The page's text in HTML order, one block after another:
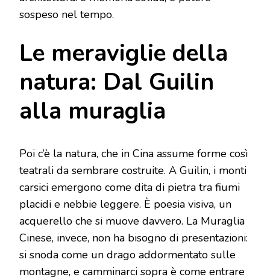
sospeso nel tempo.
Le meraviglie della
natura: Dal Guilin
alla muraglia
Poi c’è la natura, che in Cina assume forme così
teatrali da sembrare costruite. A Guilin, i monti
carsici emergono come dita di pietra tra fiumi
placidi e nebbie leggere. È poesia visiva, un
acquerello che si muove davvero. La Muraglia
Cinese, invece, non ha bisogno di presentazioni:
si snoda come un drago addormentato sulle
montagne, e camminarci sopra è come entrare